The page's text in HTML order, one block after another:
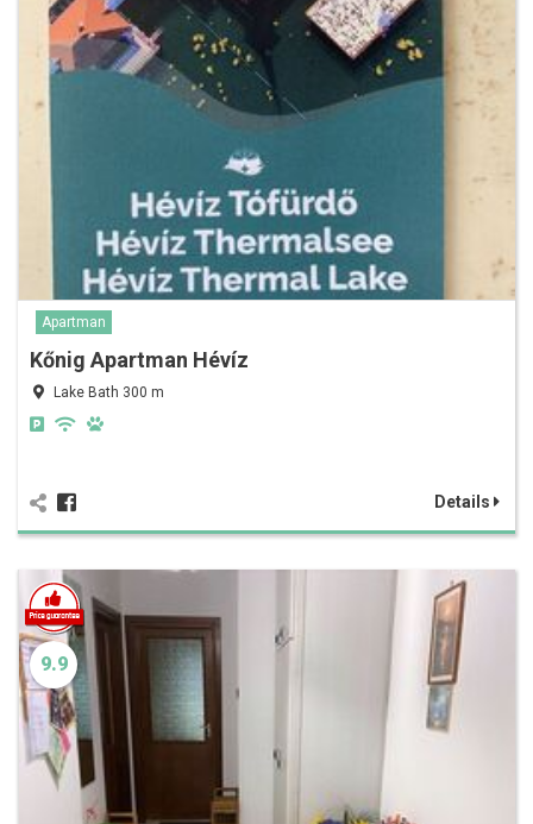
Apartman
Kőnig Apartman Hévíz
Lake Bath 300 m
Details
9.9